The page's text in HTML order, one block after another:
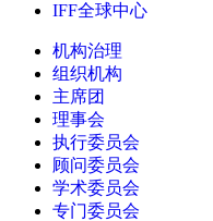
IFF全球中心
机构治理
组织机构
主席团
理事会
执行委员会
顾问委员会
学术委员会
专门委员会